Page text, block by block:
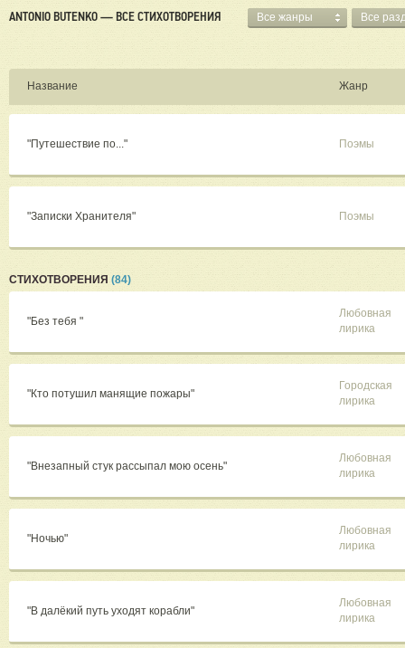
ANTONIO BUTENKO — ВСЕ СТИХОТВОРЕНИЯ Все жанры Все
Название Жанр
"Путешествие по..." Поэмы
"Записки Хранителя" Поэмы
СТИХОТВОРЕНИЯ (84)
"Без тебя "
Любовная
лирика
"Кто потушил манящие пожары"
Городская
лирика
"Внезапный стук рассыпал мою осень"
Любовная
лирика
"Ночью"
Любовная
лирика
"В далёкий путь уходят корабли"
Любовная
лирика